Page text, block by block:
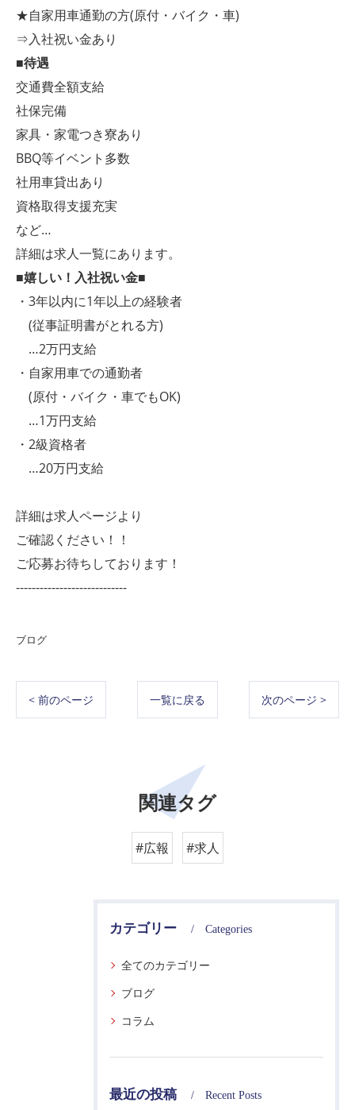
★自家用車通勤の方(原付・バイク・車)
⇒入社祝い金あり
■待遇
交通費全額支給
社保完備
家具・家電つき寮あり
BBQ等イベント多数
社用車貸出あり
資格取得支援充実
など…
詳細は求人一覧にあります。
■嬉しい！入社祝い金■
・3年以内に1年以上の経験者
(従事証明書がとれる方)
…2万円支給
・自家用車での通勤者
(原付・バイク・車でもOK)
…1万円支給
・2級資格者
…20万円支給
詳細は求人ページより
ご確認ください！！
ご応募お待ちしております！
----------------------------
ブログ
< 前のページ 一覧に戻る 次のページ >
関連タグ
#広報 #求人
カテゴリー Categories
全てのカテゴリー
ブログ
コラム
最近の投稿 Recent Posts